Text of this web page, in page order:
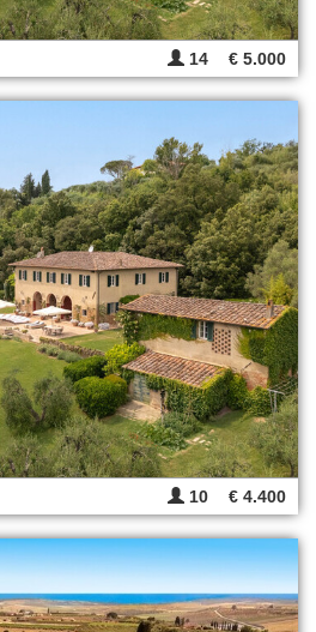
14 € 5.000
10 € 4.400